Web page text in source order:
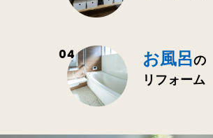
お風呂の
リフォーム